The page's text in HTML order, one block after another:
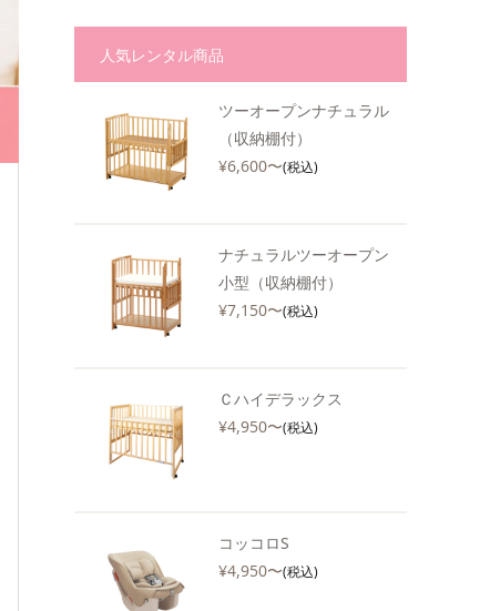
人気レンタル商品
ツーオープンナチュラル
（収納棚付）
¥6,600〜(税込)
ナチュラルツーオープン
小型（収納棚付）
¥7,150〜(税込)
Ｃハイデラックス
¥4,950〜(税込)
コッコロS
¥4,950〜(税込)